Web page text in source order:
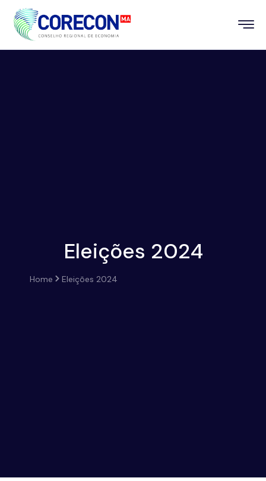
Eleições 2024
Home Eleições 2024